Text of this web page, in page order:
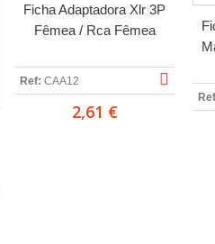
Ficha Adaptadora Xlr 3P
Fêmea / Rca Fêmea
Ref: CAA12
2,61 €